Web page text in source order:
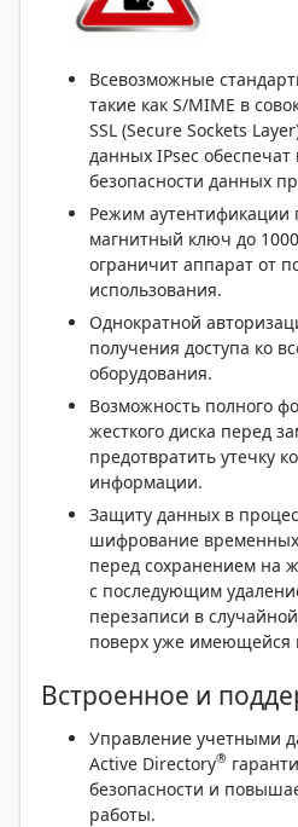
Всевозможные
такие как S/MIME в
SSL (Secure Sockets
данных IPsec
безопасности данных
Режим
магнитный ключ до
ограничит аппарат от
использования.
Однократной
получения доступа ко
оборудования.
Возможность полного
жесткого диска перед
предотвратить утечку
информации.
Защиту данных в
шифрование
перед сохранением на
с последующим
перезаписи в
поверх уже имеющейся
Встроенное и
Управление учетными
Active Directory®
безопасности и
работы.